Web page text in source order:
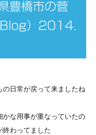
豊橋市の菅
Blog）2014.
の日常が戻って来ましたね
な用事が重なっていたの
終わってました